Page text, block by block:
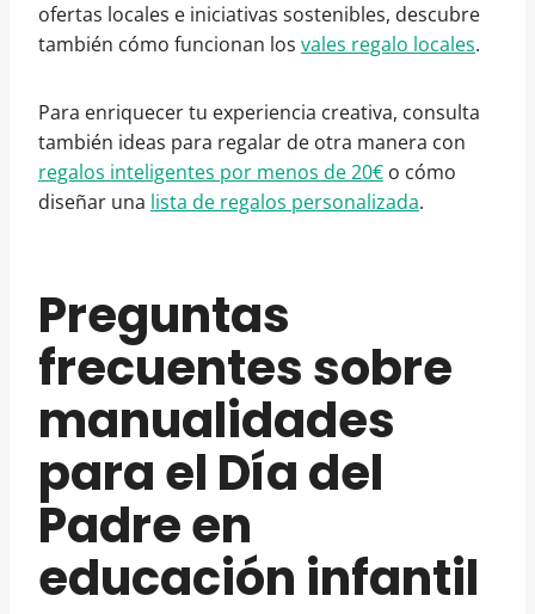
ofertas locales e iniciativas sostenibles, descubre
también cómo funcionan los vales regalo locales.
Para enriquecer tu experiencia creativa, consulta
también ideas para regalar de otra manera con
regalos inteligentes por menos de 20€ o cómo
diseñar una lista de regalos personalizada.
Preguntas
frecuentes sobre
manualidades
para el Día del
Padre en
educación infantil